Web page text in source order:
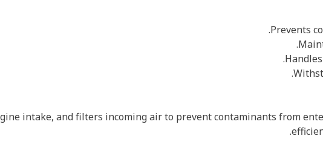
intake, and filters incoming air to prevent contaminants from